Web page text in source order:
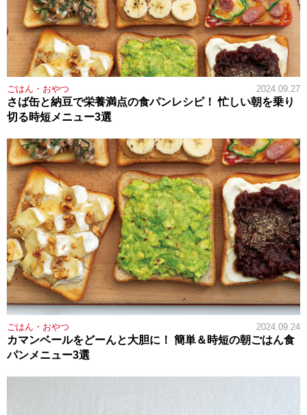
ごはん・おやつ 2024.09.27
さば缶と納豆で栄養満点の食パンレシピ！ 忙しい朝を乗り
切る時短メニュー3選
ごはん・おやつ 2024.09.24
カマンベールをどーんと大胆に！ 簡単＆時短の朝ごはん食
パンメニュー3選